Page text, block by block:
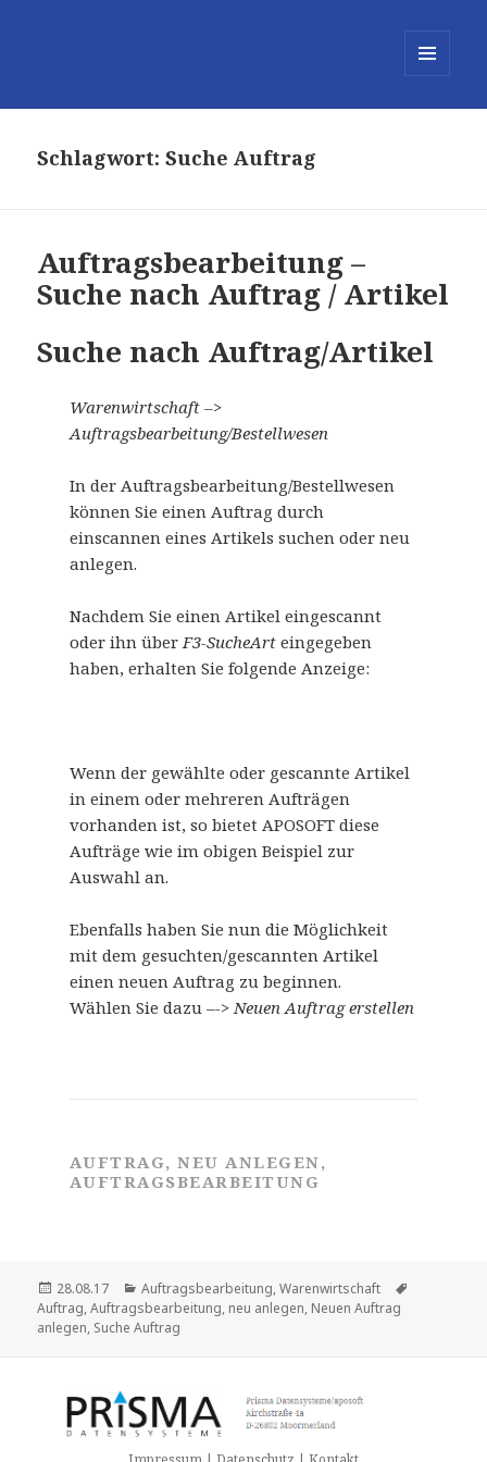
Schlagwort:Suche Auftrag
Auftragsbearbeitung –
Suche nach Auftrag / Artikel
Suche nach Auftrag/Artikel
Warenwirtschaft –>
Auftragsbearbeitung/Bestellwesen
In der Auftragsbearbeitung/Bestellwesen
können Sie einen Auftrag durch
einscannen eines Artikels suchen oder neu
anlegen.
Nachdem Sie einen Artikel eingescannt
oder ihn überF3-SucheArt eingegeben
haben, erhalten Sie folgende Anzeige:
Wenn der gewählte oder gescannte Artikel
in einem oder mehreren Aufträgen
vorhanden ist, so bietet APOSOFT diese
Aufträge wie im obigen Beispiel zur
Auswahl an.
Ebenfalls haben Sie nun die Möglichkeit
mit dem gesuchten/gescannten Artikel
einen neuen Auftrag zu beginnen.
Wählen Sie dazu –-> Neuen Auftrag erstellen
AUFTRAG, NEU ANLEGEN,
AUFTRAGSBEARBEITUNG
Veröffentlicht
am
28.08.17 Kategorien
Auftragsbearbeitung,Warenwirtschaft
Auftrag,Auftragsbearbeitung, neu anlegen, Neuen Auftrag
anlegen, Suche Auftrag